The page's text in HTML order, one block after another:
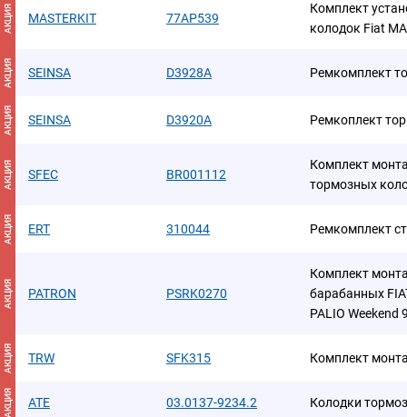
АКЦИЯ MASTERKIT 77AP539
Комплект
колодок Fiat
АКЦИЯ SEINSA D3928A Ремкомплект
АКЦИЯ SEINSA D3920A Ремкоплект
АКЦИЯ SFEC BR001112
Комплект
тормозных
АКЦИЯ ERT 310044 Ремкомплект
АКЦИЯ PATRON PSRK0270
Комплект
барабанных
PALIO Weekend
АКЦИЯ TRW SFK315 Комплект
АКЦИЯ ATE 03.0137-9234.2 Колодки